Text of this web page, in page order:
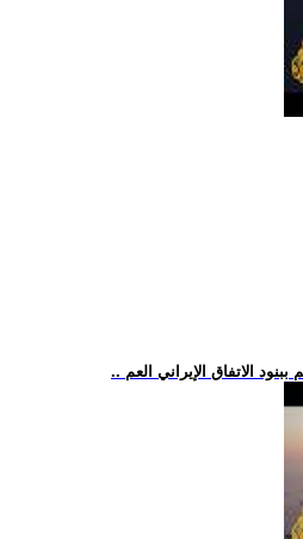
الاتفاق الإيراني العم